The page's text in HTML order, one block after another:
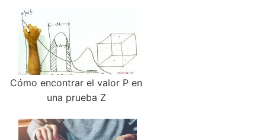
Cómo encontrar el valor P en
una prueba Z